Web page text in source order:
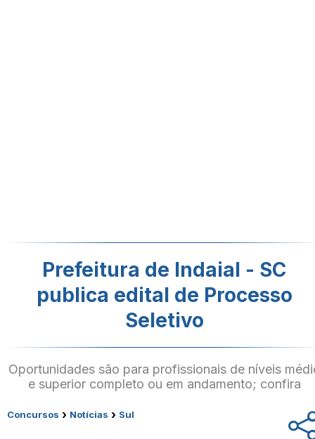
Prefeitura de Indaial - SC
publica edital de Processo
Seletivo
Oportunidades são para profissionais de níveis
e superior completo ou em andamento; confira
Concursos › Notícias › Sul